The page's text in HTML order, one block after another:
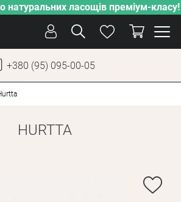
натуральних ласощів преміум-класу!
+380 (95) 095-00-05
СОБАКИ
HURTTA